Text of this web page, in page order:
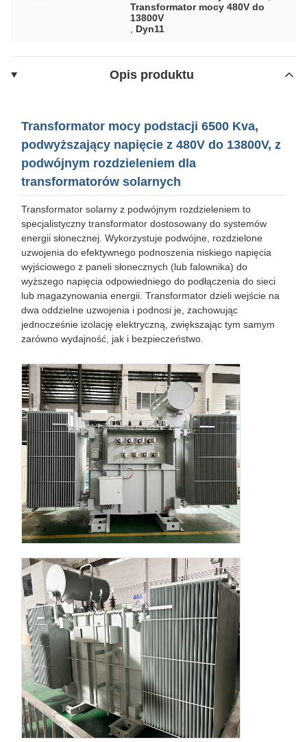
Transformator mocy 480V do
13800V
Dyn11
Opis produktu
Transformator mocy podstacji 6500 Kva,
podwyższający napięcie z 480V do 13800V, z
podwójnym rozdzieleniem dla
transformatorów solarnych
Transformator solarny z podwójnym rozdzieleniem to
specjalistyczny transformator dostosowany do systemów
energii słonecznej. Wykorzystuje podwójne, rozdzielone
uzwojenia do efektywnego podnoszenia niskiego napięcia
wyjściowego z paneli słonecznych (lub falownika) do
wyższego napięcia odpowiedniego do podłączenia do sieci
lub magazynowania energii. Transformator dzieli wejście na
dwa oddzielne uzwojenia i podnosi je, zachowując
jednocześnie izolację elektryczną, zwiększając tym samym
zarówno wydajność, jak i bezpieczeństwo.